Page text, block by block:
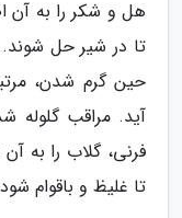
هل و شکر را به آن
تا در شیر حل شوند.
حین گرم شدن،
آید. مراقب گلوله
فرنی، گلاب را به
تا غلیظ و باقوام